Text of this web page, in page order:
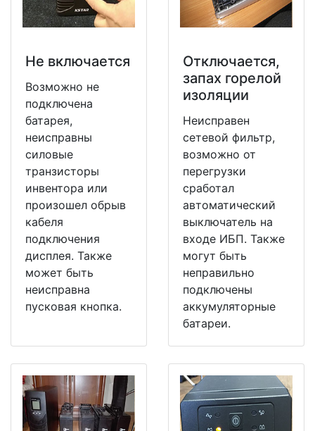
Не включается
Возможно не
подключена
батарея,
неисправны
силовые
транзисторы
инвентора или
произошел обрыв
кабеля
подключения
дисплея. Также
может быть
неисправна
пусковая кнопка.
Отключается,
запах горелой
изоляции
Неисправен
сетевой фильтр,
возможно от
перегрузки
сработал
автоматический
выключатель на
входе ИБП. Также
могут быть
неправильно
подключены
аккумуляторные
батареи.